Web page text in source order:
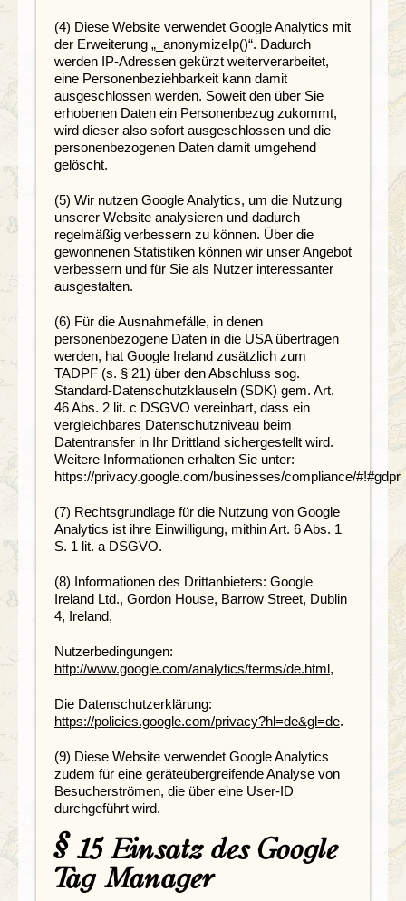
(4) Diese Website verwendet Google Analytics mit
der Erweiterung „_anonymizeIp()“. Dadurch
werden IP-Adressen gekürzt weiterverarbeitet,
eine Personenbeziehbarkeit kann damit
ausgeschlossen werden. Soweit den über Sie
erhobenen Daten ein Personenbezug zukommt,
wird dieser also sofort ausgeschlossen und die
personenbezogenen Daten damit umgehend
gelöscht.
(5) Wir nutzen Google Analytics, um die Nutzung
unserer Website analysieren und dadurch
regelmäßig verbessern zu können. Über die
gewonnenen Statistiken können wir unser Angebot
verbessern und für Sie als Nutzer interessanter
ausgestalten.
(6) Für die Ausnahmefälle, in denen
personenbezogene Daten in die USA übertragen
werden, hat Google Ireland zusätzlich zum
TADPF (s. § 21) über den Abschluss sog.
Standard-Datenschutzklauseln (SDK) gem. Art.
46 Abs. 2 lit. c DSGVO vereinbart, dass ein
vergleichbares Datenschutzniveau beim
Datentransfer in Ihr Drittland sichergestellt wird.
Weitere Informationen erhalten Sie unter:
https://privacy.google.com/businesses/compliance/#!#gdpr
(7) Rechtsgrundlage für die Nutzung von Google
Analytics ist ihre Einwilligung, mithin Art. 6 Abs. 1
S. 1 lit. a DSGVO.
(8) Informationen des Drittanbieters: Google
Ireland Ltd., Gordon House, Barrow Street, Dublin
4, Ireland,
Nutzerbedingungen:
http://www.google.com/analytics/terms/de.html,
Die Datenschutzerklärung:
https://policies.google.com/privacy?hl=de&gl=de.
(9) Diese Website verwendet Google Analytics
zudem für eine geräteübergreifende Analyse von
Besucherströmen, die über eine User-ID
durchgeführt wird.
§ 15 Einsatz des Google
Tag Manager